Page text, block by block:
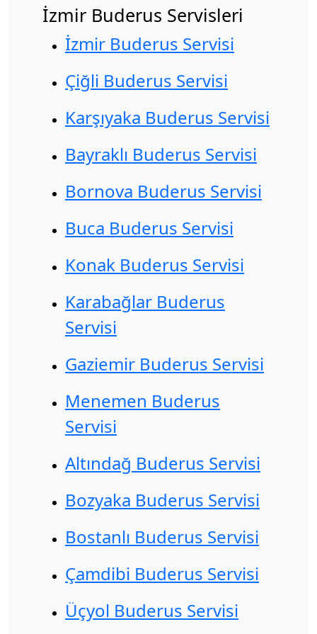
İzmir Buderus Servisleri
İzmir Buderus Servisi
Çiğli Buderus Servisi
Karşıyaka Buderus Servisi
Bayraklı Buderus Servisi
Bornova Buderus Servisi
Buca Buderus Servisi
Konak Buderus Servisi
Karabağlar Buderus
Servisi
Gaziemir Buderus Servisi
Menemen Buderus
Servisi
Altındağ Buderus Servisi
Bozyaka Buderus Servisi
Bostanlı Buderus Servisi
Çamdibi Buderus Servisi
Üçyol Buderus Servisi